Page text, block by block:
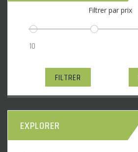
Filtrer par prix
FILTRER
EXPLORER